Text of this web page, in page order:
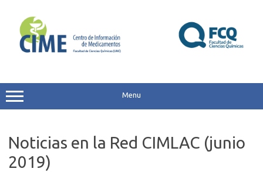
content
Menu
Noticias en la Red CIMLAC (junio
2019)